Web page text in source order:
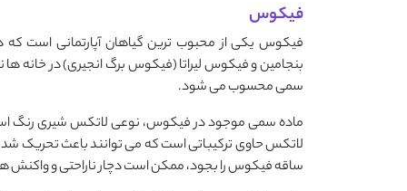
فیکوس
فیکوس یکی از محبوب ‌ترین گیاهان آپارتمانی است
بنجامین و فیکوس لیراتا (فیکوس برگ انجیری) در خانه ‌ها
سمی محسوب می ‌شود.
ماده‌ سمی موجود در فیکوس، نوعی لاتکس شیری ‌رنگ
لاتکس حاوی ترکیباتی است که می ‌توانند باعث تحریک
ساقه‌ فیکوس را بجود، ممکن است دچار ناراحتی و واکنش